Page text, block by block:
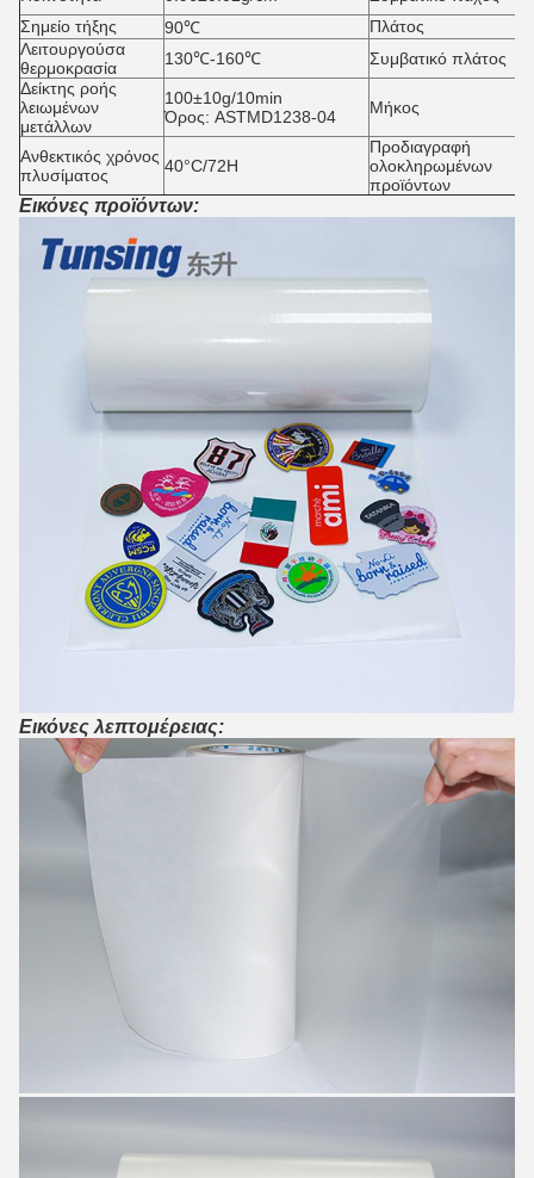
Σημείο τήξης
90℃ Πλάτος
Λειτουργούσα
θερμοκρασία
130℃-160℃ Συμβατικό πλάτος
Δείκτης ροής
λειωμένων
μετάλλων
100±10g/10min
Όρος: ASTMD1238-04
Μήκος
Ανθεκτικός χρόνος
πλυσίματος
40°C/72H
Προδιαγραφή
ολοκληρωμένων
προϊόντων
Εικόνες προϊόντων:
Εικόνες λεπτομέρειας: